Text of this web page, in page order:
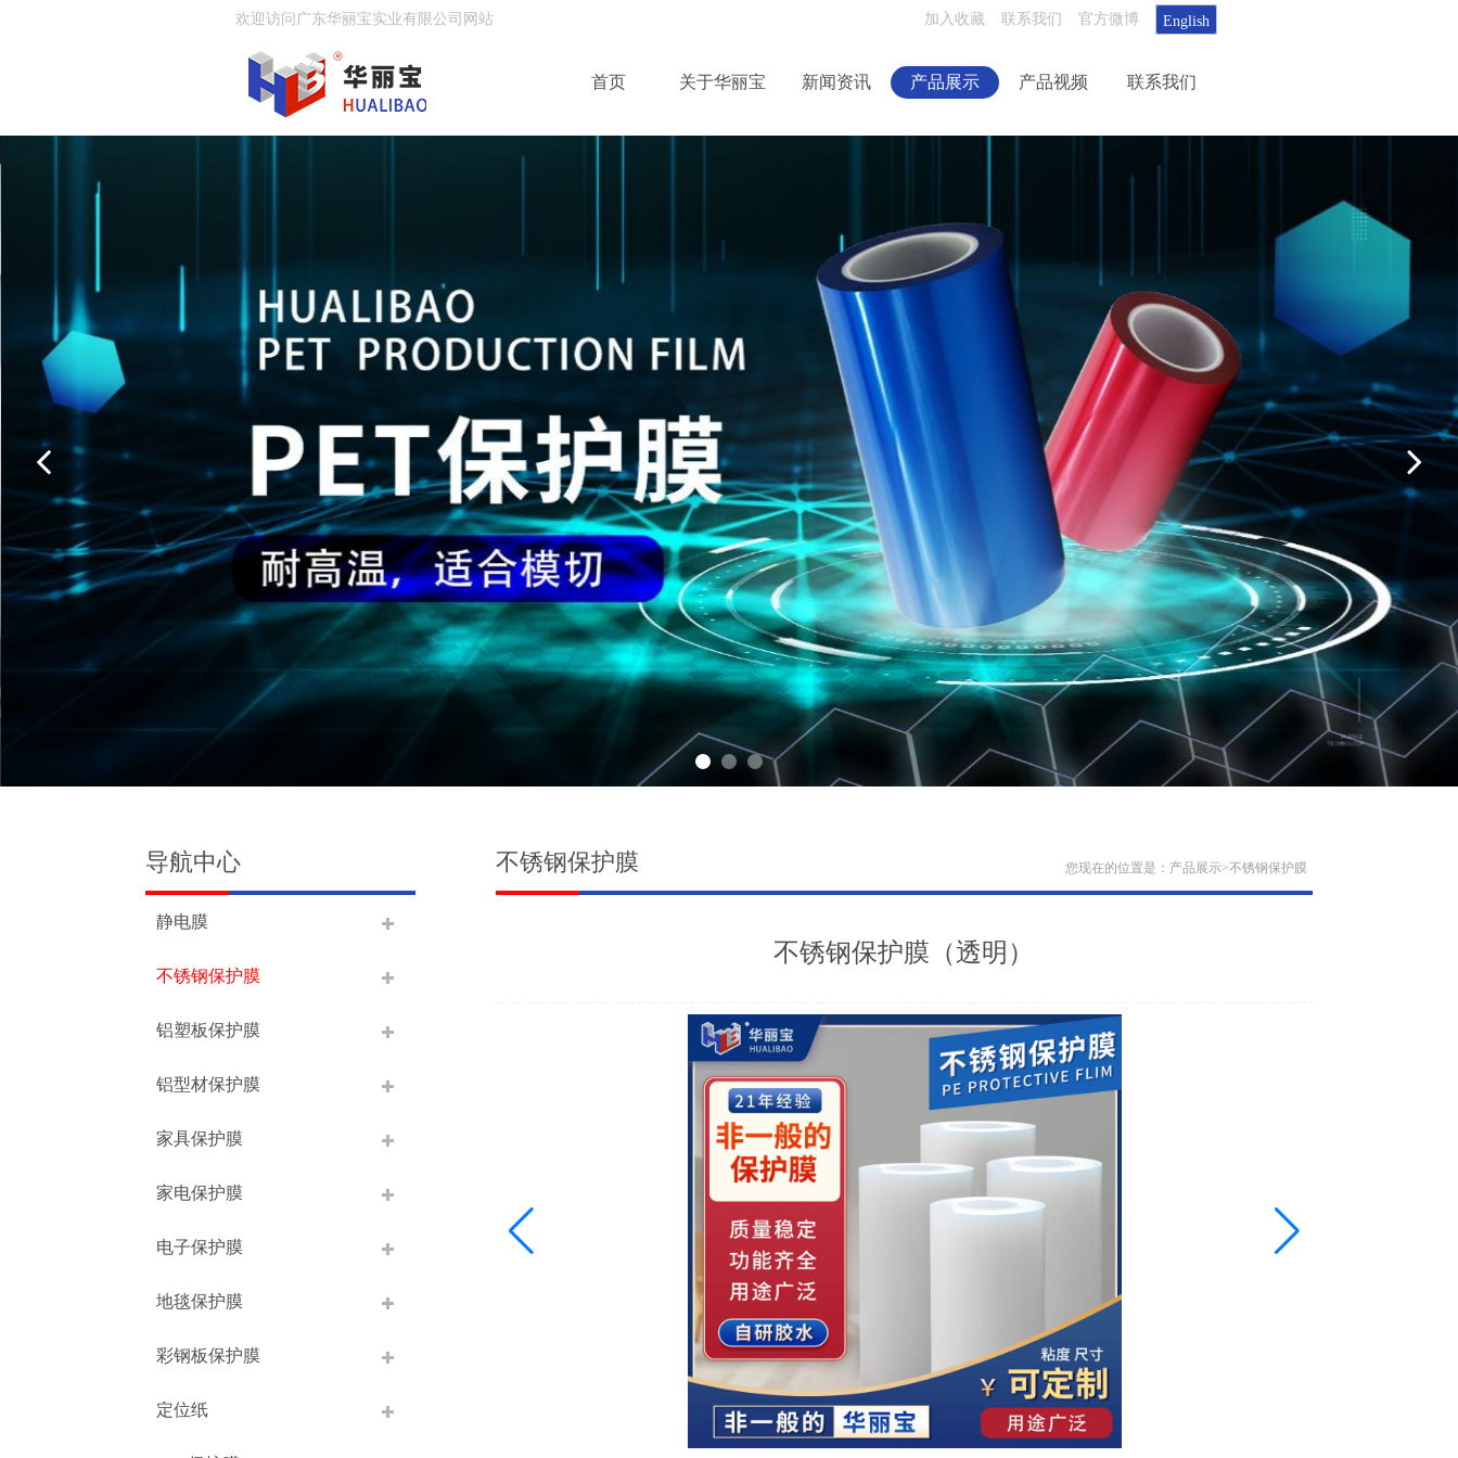
欢迎访问广东华丽宝实业有限公司网站 English
官方微博
联系我们
加入收藏
首页 关于华丽宝 新闻资讯 产品展示 产品视频 联系我们
导航中心
静电膜
不锈钢保护膜
铝塑板保护膜
铝型材保护膜
家具保护膜
家电保护膜
电子保护膜
地毯保护膜
彩钢板保护膜
定位纸
不锈钢保护膜 您现在的位置是： 产品展示>不锈钢保护膜
不锈钢保护膜（透明）